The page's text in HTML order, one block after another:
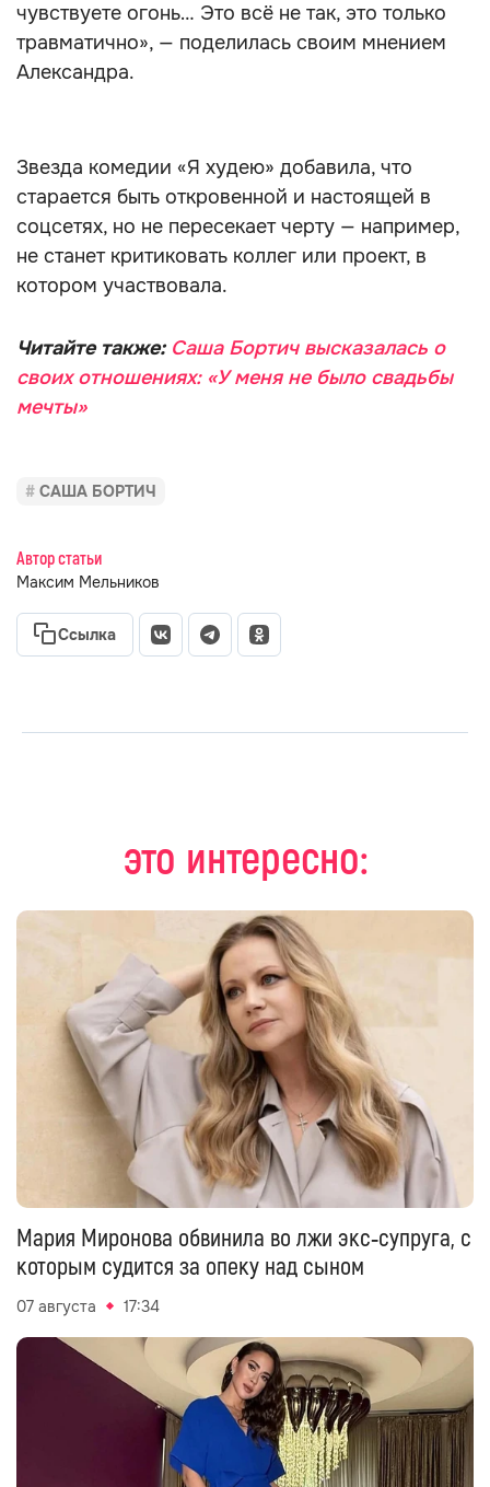
чувствуете огонь… Это всё не так, это только
травматично», — поделилась своим мнением
Александра.
Звезда комедии «Я худею» добавила, что
старается быть откровенной и настоящей в
соцсетях, но не пересекает черту — например,
не станет критиковать коллег или проект, в
котором участвовала.
Читайте также: Саша Бортич высказалась о
своих отношениях: «У меня не было свадьбы
мечты»
САША БОРТИЧ
Автор статьи
Максим Мельников
Ссылка
это интересно:
Мария Миронова обвинила во лжи экс‑супруга, с
которым судится за опеку над сыном
07 августа 17:34